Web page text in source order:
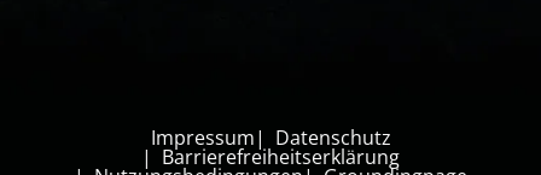
Impressum Datenschutz
Barrierefreiheitserklärung